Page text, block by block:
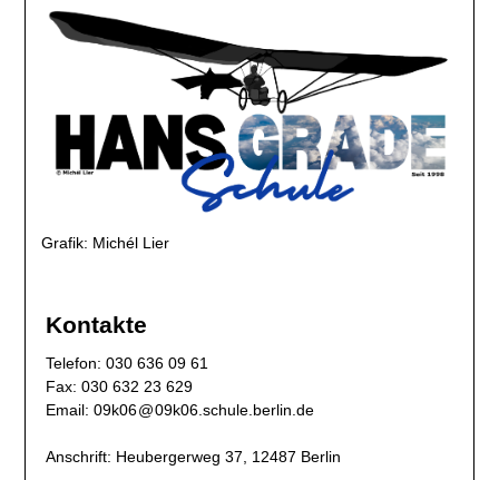
Grafik: Michél Lier
Kontakte
​Telefon: 030 636 09 61
Fax: 030 632 23 629
Email:09k06@09k06.schule.berlin.de
Anschrift: ​​Heubergerweg 37, 12487 Berlin